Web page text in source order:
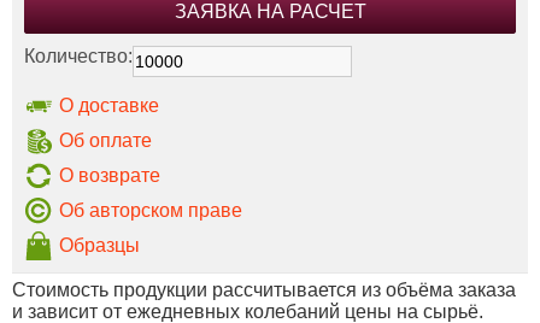
ЗАЯВКА НА РАСЧЕТ
Количество:
О доставке
Об оплате
О возврате
Об авторском праве
Образцы
Стоимость продукции рассчитывается из объёма заказа
и зависит от ежедневных колебаний цены на сырьё.